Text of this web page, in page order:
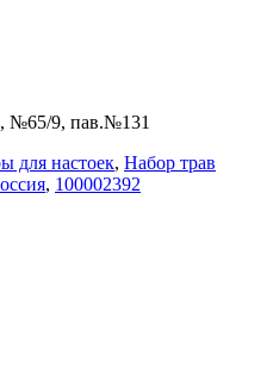
№65/9, пав.№131
для настоек, Набор трав
, 100002392